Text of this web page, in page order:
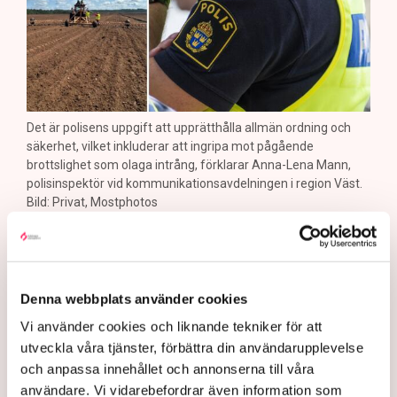
Denna webbplats använder cookies
Vi använder cookies och liknande tekniker för att
utveckla våra tjänster, förbättra din användarupplevelse
och anpassa innehållet och annonserna till våra
användare. Vi vidarebefordrar även information som
Det är polisens uppgift att upprätthålla allmän ordning och
säkerhet, vilket inkluderar att ingripa mot pågående
brottslighet som olaga intrång, förklarar Anna-Lena Mann,
polisinspektör vid kommunikationsavdelningen i region Väst.
Bild: Privat, Mostphotos
Polisen tillbakavisar kritiken om brist
på agerande mot aktivistaktionerna vid
torvtäkten i Grimsås. ”Det har gjorts
både avvisanden, avlägsnanden och
gripanden”, säger Anna-Lena Mann,
polisinspektör i region Väst, till TN.